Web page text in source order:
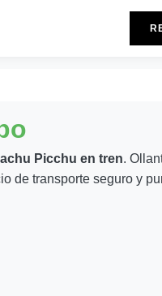
Picchu en tren.
de transporte seguro y